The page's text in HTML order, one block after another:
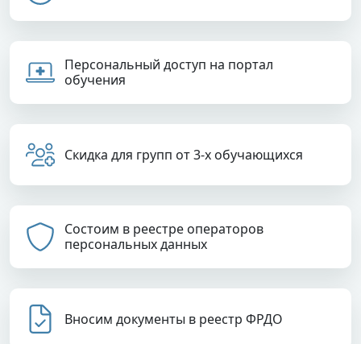
Персональный доступ на портал
обучения
Скидка для групп от 3-х обучающихся
Состоим в реестре операторов
персональных данных
Вносим документы в реестр ФРДО